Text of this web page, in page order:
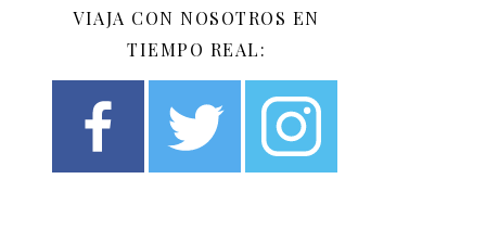
VIAJA CON NOSOTROS EN
TIEMPO REAL: